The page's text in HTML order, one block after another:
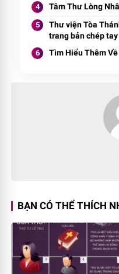
Tâm Thư Lòng
Thư viện Tòa
trang bản chép
Tìm Hiểu Thêm
BẠN CÓ THỂ THÍCH